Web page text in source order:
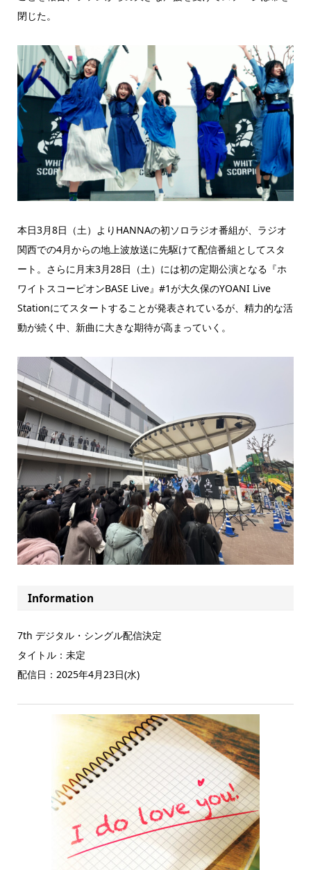
閉じた。
本日3月8日（土）よりHANNAの初ソロラジオ番組が、ラジオ
関西での4月からの地上波放送に先駆けて配信番組としてスタ
ート。さらに月末3月28日（土）には初の定期公演となる『ホ
ワイトスコーピオンBASE Live』#1が大久保のYOANI Live
Stationにてスタートすることが発表されているが、精力的な活
動が続く中、新曲に大きな期待が高まっていく。
Information
7th デジタル・シングル配信決定
タイトル：未定
配信日：2025年4月23日(水)